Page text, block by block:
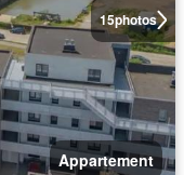
15photos
Appartement